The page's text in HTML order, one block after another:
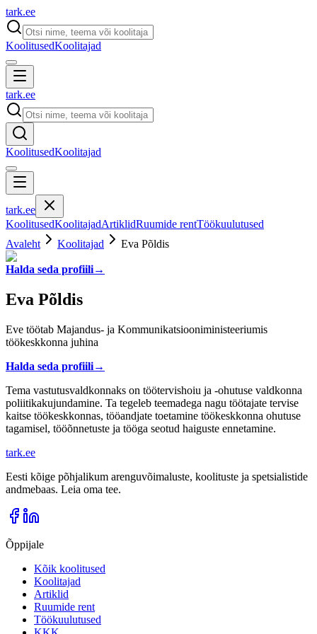
tark.ee
KoolitusedKoolitajad
tark.ee
KoolitusedKoolitajad
tark.ee
KoolitusedKoolitajadArtiklidRuumide rentTöökuulutused
Avaleht
Koolitajad Eva Põldis
Halda seda profiili→
Eva Põldis
Eve töötab Majandus- ja Kommunikatsiooniministeeriumis
töökeskkonna juhina
Halda seda profiili→
Tema vastutusvaldkonnaks on töötervishoiu ja -ohutuse valdkonna
poliitikakujundamine. Ta tegeleb teemadega nagu töötajate tervise
kaitse töökeskkonnas, tööandjate toetamine töökeskkonna ohutuse
tagamisel, tööõnnetuste ja tööga seotud haiguste ennetamine.
tark.ee
Eesti kõige põhjalikum arenguvõimaluste, koolituste ja spetsialistide
andmebaas. Leia oma tee.
Õppijale
Kõik koolitused
Koolitajad
Artiklid
Ruumide rent
Töökuulutused